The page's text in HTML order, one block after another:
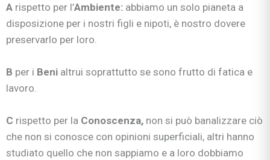
A rispetto per l’Ambiente: abbiamo un solo pianeta a
disposizione per i nostri figli e nipoti, è nostro dovere
preservarlo per loro.
B per i Beni altrui soprattutto se sono frutto di fatica e
lavoro.
C rispetto per la Conoscenza, non si può banalizzare ciò
che non si conosce con opinioni superficiali, altri hanno
studiato quello che non sappiamo e a loro dobbiamo